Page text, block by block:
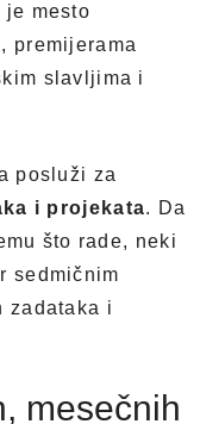
je mesto
premijerama
slavljima i
posluži za
i projekata. Da
što rade, neki
sedmičnim
zadataka i
mesečnih